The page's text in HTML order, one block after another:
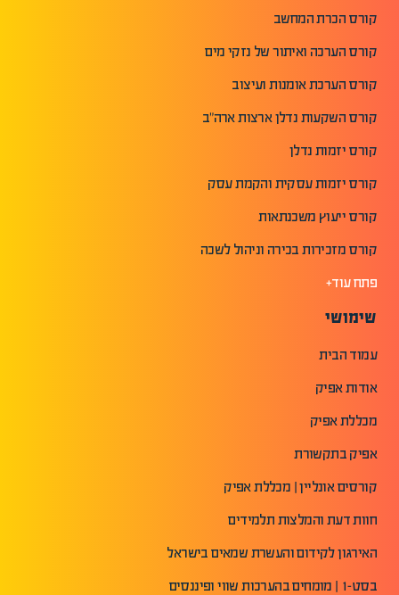
קורס הכרת המחשב
קורס הערכה ואיתור של נזקי מים
קורס הערכת אומנות ועיצוב
קורס השקעות נדלן ארצות ארה"ב
קורס יזמות נדלן
קורס יזמות עסקית והקמת עסק
קורס ייעוץ משכנתאות
קורס מזכירות בכירה וניהול לשכה
פתח עוד+
שימושי
עמוד הבית
אודות אפיק
מכללת אפיק
אפיק בתקשורת
קורסים אונליין | מכללת אפיק
חוות דעת והמלצות תלמידים
האירגון לקידום והעשרת שמאים בישראל
בסט-1 | מומחים בהערכות שווי ופיננסים